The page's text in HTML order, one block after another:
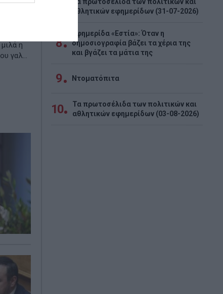
η
γαλ...
αθλητικών εφημερίδων (31-07-2026)
8
Εφημερίδα «Εστία»: Όταν η
δημοσιογραφία βάζει τα χέρια της
και βγάζει τα μάτια της
9 Ντοματόπιτα
10
Τα πρωτοσέλιδα των πολιτικών και
αθλητικών εφημερίδων (03-08-2026)